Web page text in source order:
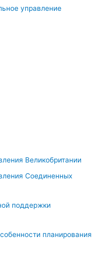
управление
Великобритании
Соединенных
поддержки
планирования